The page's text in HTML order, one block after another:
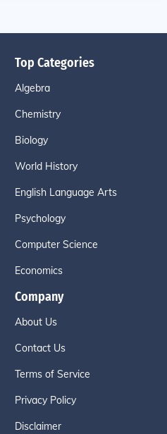
Top Categories
Algebra
Chemistry
Biology
World History
English Language Arts
Psychology
Computer Science
Economics
Company
About Us
Contact Us
Terms of Service
Privacy Policy
Disclaimer